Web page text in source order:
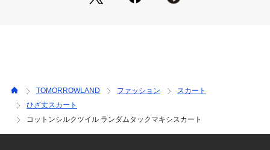
TOMORROWLAND ファッション
スカート
ひざ丈スカート
コットンシルクツイル ランダムタックマキシスカート